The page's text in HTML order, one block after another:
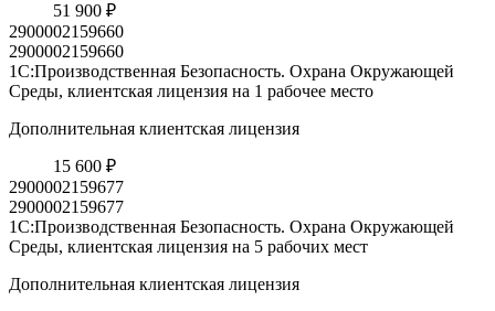
51 900 ₽
2900002159660
2900002159660
1С:Производственная Безопасность. Охрана Окружающей
Среды, клиентская лицензия на 1 рабочее место
Дополнительная клиентская лицензия
15 600 ₽
2900002159677
2900002159677
1С:Производственная Безопасность. Охрана Окружающей
Среды, клиентская лицензия на 5 рабочих мест
Дополнительная клиентская лицензия